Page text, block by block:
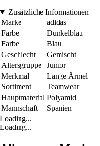
Zusätzliche Informationen
Marke
adidas
Farbe
Dunkelblau
Farbe
Blau
Geschlecht
Gemischt
Altersgruppe
Junior
Merkmal
Lange Ärmel
Sortiment
Teamwear
Hauptmaterial Polyamid
Mannschaft
Spanien
Loading...
Loading...